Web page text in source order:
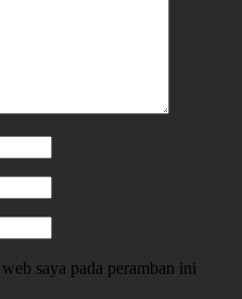
saya pada peramban ini